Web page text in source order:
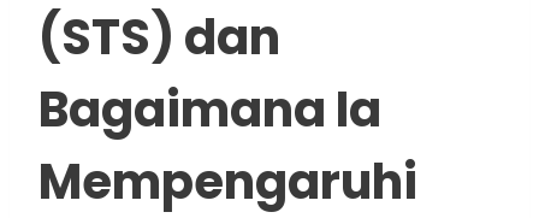
(STS) dan
Bagaimana Ia
Mempengaruhi